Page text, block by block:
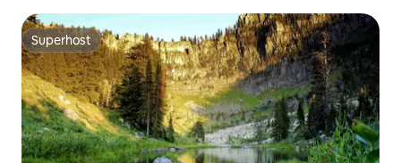
Superhost
Superhost